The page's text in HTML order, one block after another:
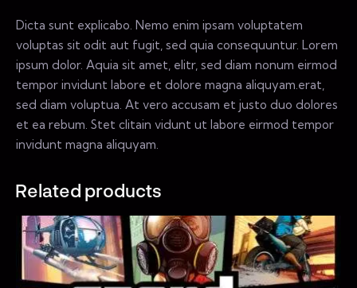
Dicta sunt explicabo. Nemo enim ipsam voluptatem
voluptas sit odit aut fugit, sed quia consequuntur. Lorem
ipsum dolor. Aquia sit amet, elitr, sed diam nonum eirmod
tempor invidunt labore et dolore magna aliquyam.erat,
sed diam voluptua. At vero accusam et justo duo dolores
et ea rebum. Stet clitain vidunt ut labore eirmod tempor
invidunt magna aliquyam.
Related products